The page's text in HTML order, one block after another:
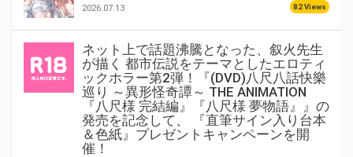
2026.07.13 82 Views
ネット上で話題沸騰となった、叙火先生
が描く 都市伝説をテーマとしたエロティ
ックホラー第2弾！『(DVD)八尺八話快樂
巡り ～異形怪奇譚～ THE ANIMATION
『八尺様 完結編』『八尺様 夢物語』』の
発売を記念して、 『直筆サイン入り台本
＆色紙』プレゼントキャンペーンを開
催！